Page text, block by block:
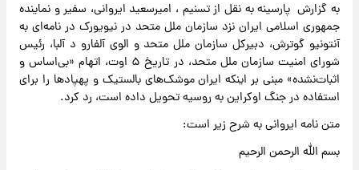
به گزارش پارسینه به نقل از تسنیم ، امیرسعید ایروانی، سفیر و نماینده
جمهوری اسلامی ایران نزد سازمان ملل متحد در نیویورک در نامه‌ای به
آنتونیو گوترش، دبیرکل سازمان ملل متحد و الوی آلفارو د آلبا، رئیس
شورای امنیت سازمان ملل متحد، در تاریخ ۵ اوت، اتهام «بی‌اساس و
اثبات‌نشده» مبنی بر اینکه ایران موشک‌های بالستیک و پهپادها را برای
استفاده در جنگ اوکراین به روسیه تحویل داده است، رد کرد.
متن نامه ایروانی به شرح زیر است:
بسم الله الرحمن الرحیم